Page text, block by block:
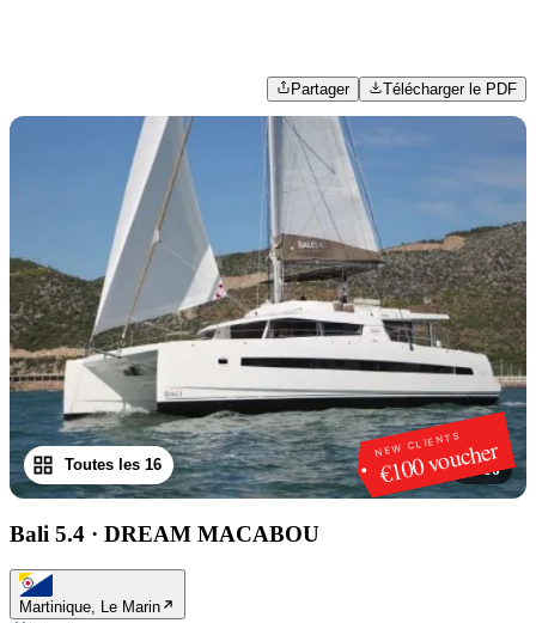
Partager Télécharger le PDF
NEW CLIENTS
€100 voucher
1/16
Toutes les 16
Bali 5.4 · DREAM MACABOU
Martinique, Le Marin